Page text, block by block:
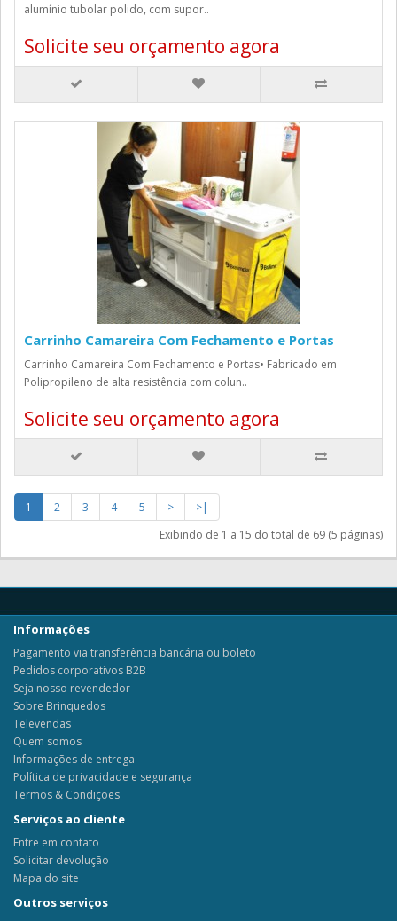
alumínio tubolar polido, com supor..
Solicite seu orçamento agora
Carrinho Camareira Com Fechamento e Portas
Carrinho Camareira Com Fechamento e Portas• Fabricado em
Polipropileno de alta resistência com colun..
Solicite seu orçamento agora
1 2 3 4 5 >
>|
Exibindo de 1 a 15 do total de 69 (5 páginas)
Informações
Pagamento via transferência bancária ou boleto
Pedidos corporativos B2B
Seja nosso revendedor
Sobre Brinquedos
Televendas
Quem somos
Informações de entrega
Política de privacidade e segurança
Termos & Condições
Serviços ao cliente
Entre em contato
Solicitar devolução
Mapa do site
Outros serviços